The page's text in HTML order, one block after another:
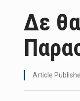
Δε
Article